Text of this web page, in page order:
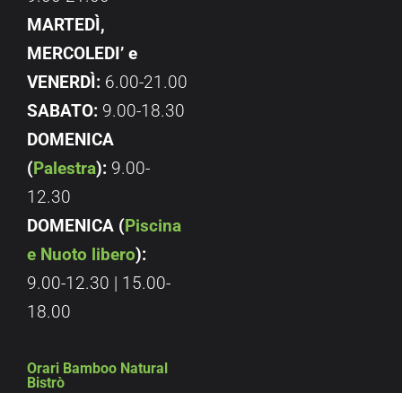
MARTEDÌ,
MERCOLEDI’ e
VENERDÌ: 6.00-21.00
SABATO: 9.00-18.30
DOMENICA
(Palestra): 9.00-
12.30
DOMENICA (Piscina
e Nuoto libero):
9.00-12.30 | 15.00-
18.00
Orari Bamboo Natural
Bistrò